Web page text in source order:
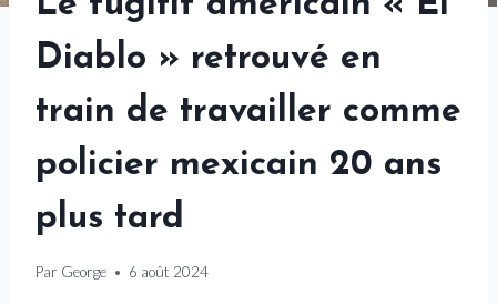
Diablo » retrouvé en
train de travailler comme
policier mexicain 20 ans
plus tard
Par George 6 août 2024